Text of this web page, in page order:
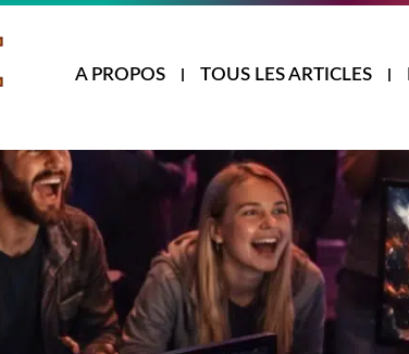
A PROPOS TOUS LES ARTICLES